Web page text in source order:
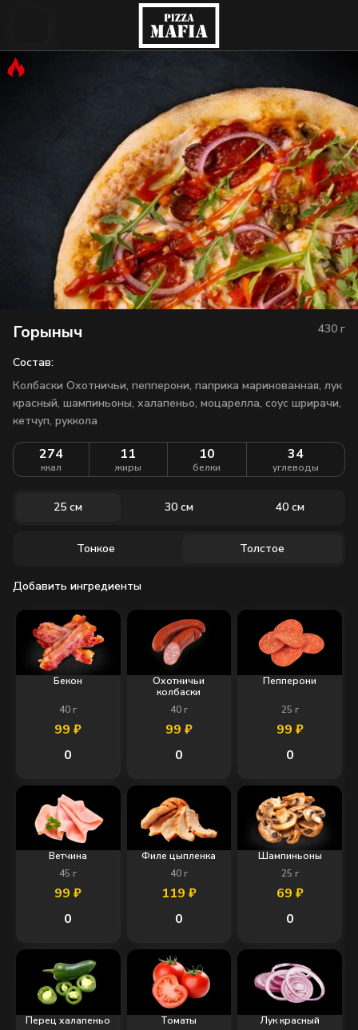
Горыныч 430 г
Состав:
Колбаски Охотничьи, пепперони, паприка маринованная, лук
красный, шампиньоны, халапеньо, моцарелла, соус шрирачи,
кетчуп, руккола
274
ккал
11
жиры
10
белки
34
углеводы
25 см 30 см 40 см
Тонкое Толстое
Добавить ингредиенты
Бекон
40 г
99₽
0
Охотничьи
колбаски
40г
99 ₽
0
Пепперони
25 г
99 ₽
0
Ветчина
45 г
99₽
0
Филе цыпленка
40г
119 ₽
0
Шампиньоны
25 г
69 ₽
0
Перец халапеньо
Томаты
Лук красный